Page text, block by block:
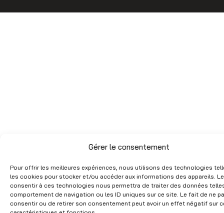
Gérer le consentement
Pour offrir les meilleures expériences, nous utilisons des technologies
les cookies pour stocker et/ou accéder aux informations des appareils.
consentir à ces technologies nous permettra de traiter des données
comportement de navigation ou les ID uniques sur ce site. Le fait de ne
consentir ou de retirer son consentement peut avoir un effet négatif sur
k
a